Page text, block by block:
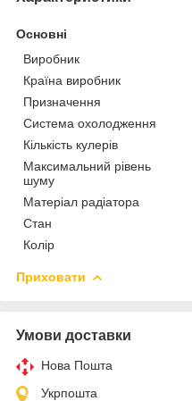
Основні
Виробник
Країна виробник
Призначення
Система охолодження
Кількість кулерів
Максимальний рівень
шуму
Матеріал радіатора
Стан
Колір
Приховати
Умови доставки
Нова Пошта
Укрпошта